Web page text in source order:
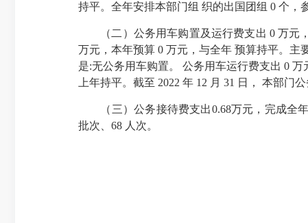
持平。全年安排本部门组 织的出国团组 0 个，
（二）公务用车购置及运行费支出 0 万元，
万元，本年预算 0 万元，与全年 预算持平。主
是:无公务用车购置。 公务用车运行费支出 0
上年持平。截至 2022 年 12 月 31 日， 本部门
（三）公务接待费支出0.68万元，完成全年
批次、68 人次。